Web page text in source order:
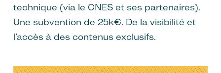
technique (via le CNES et ses partenaires).
Une subvention de 25k€. De la visibilité et
l’accès à des contenus exclusifs.